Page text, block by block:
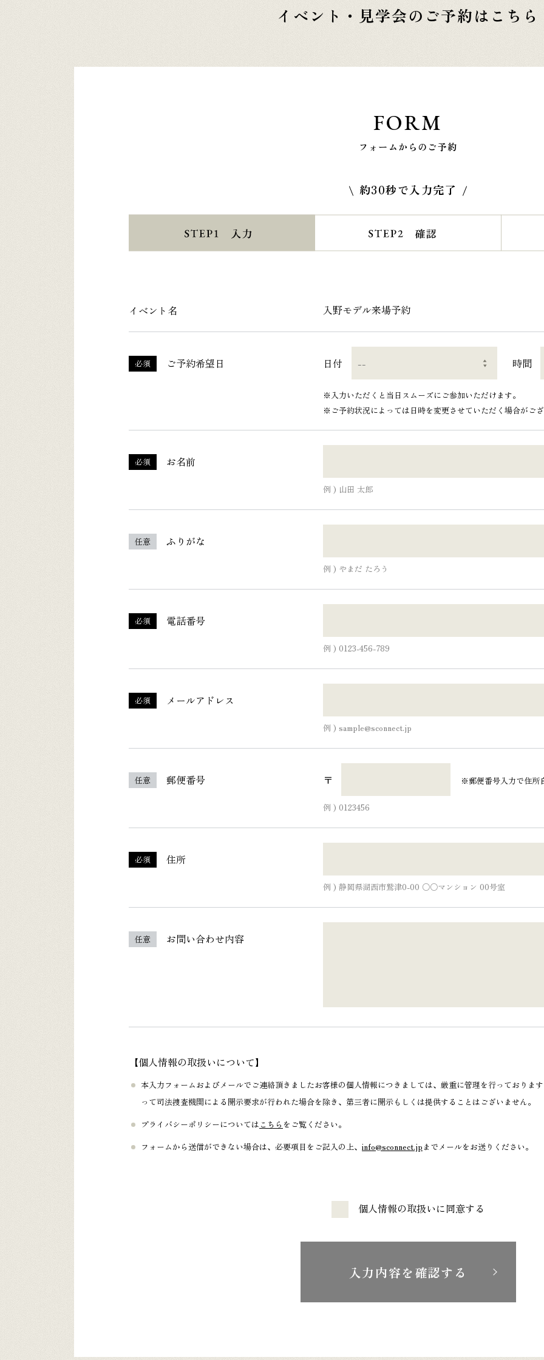
イベント・見学会の ご予約はこちら
FORM
フォームからのご予約
約30秒で入力完了
イベント名 入野モデル来場予約
必須 ご予約希望日 日付 時間
※入力いただくと当日スムーズにご参加いただけます。
※ご予約状況によっては日時を変更させていただく場合がご
必須 お名前
例 ) 山田 太郎
任意 ふりがな
例 ) やまだ たろう
必須 電話番号
例 ) 0123-456-789
必須 メールアドレス
例 ) sample@sconnect.jp
任意 郵便番号 〒 ※郵便番号入力で住所
例 ) 0123456
必須 住所
例 ) 静岡県湖西市鷲津0-00 ○○マンション 00号室
任意 お問い合わせ内容
【個人情報の取扱いについて】
本入力フォームおよびメールでご連絡頂きましたお客様の個人情報につきましては、厳重に管理を行っておりま
って司法捜査機関による開示要求が行われた場合を除き、第三者に開示もしくは提供することはございません。
プライバシーポリシーについては こちら をご覧ください。
フォームから送信ができない場合は、必要項目をご記入の上、 info@sconnect.jp までメールをお送りください。
個人情報の取扱いに同意する
入力内容を確認する